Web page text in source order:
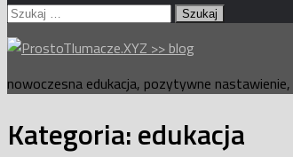
Szukaj:
nowoczesna edukacja, pozytywne
Kategoria:edukacja